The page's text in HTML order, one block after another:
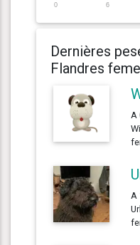
0 6
Dernières
Flandres
A
A